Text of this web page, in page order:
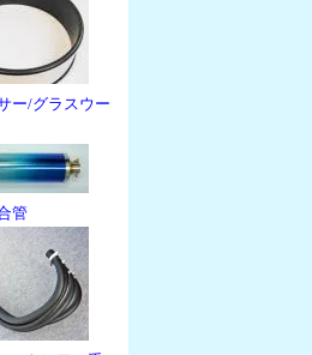
ー/グラスウー
管